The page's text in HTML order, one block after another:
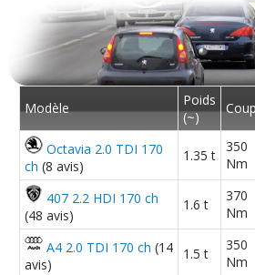
Modèle
Poids
(~)
Octavia 2.0 TDI 170
ch (8 avis)
1.35 t
350
Nm
407 2.2 HDI 170 ch
(48 avis)
1.6 t
370
Nm
A4 2.0 TDI 170 ch (14
avis)
1.5 t
350
Nm